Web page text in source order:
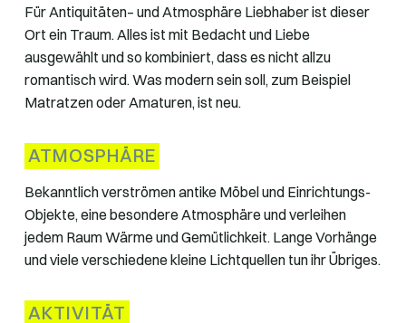
Für Antiquitäten– und Atmosphäre Liebhaber ist dieser
Ort ein Traum. Alles ist mit Bedacht und Liebe
ausgewählt und so kombiniert, dass es nicht allzu
romantisch wird. Was modern sein soll, zum Beispiel
Matratzen oder Amaturen, ist neu.
ATMOSPHÄRE
Bekanntlich verströmen antike Möbel und Einrichtungs-
Objekte, eine besondere Atmosphäre und verleihen
jedem Raum Wärme und Gemütlichkeit. Lange Vorhänge
und viele verschiedene kleine Lichtquellen tun ihr Übriges.
AKTIVITÄT